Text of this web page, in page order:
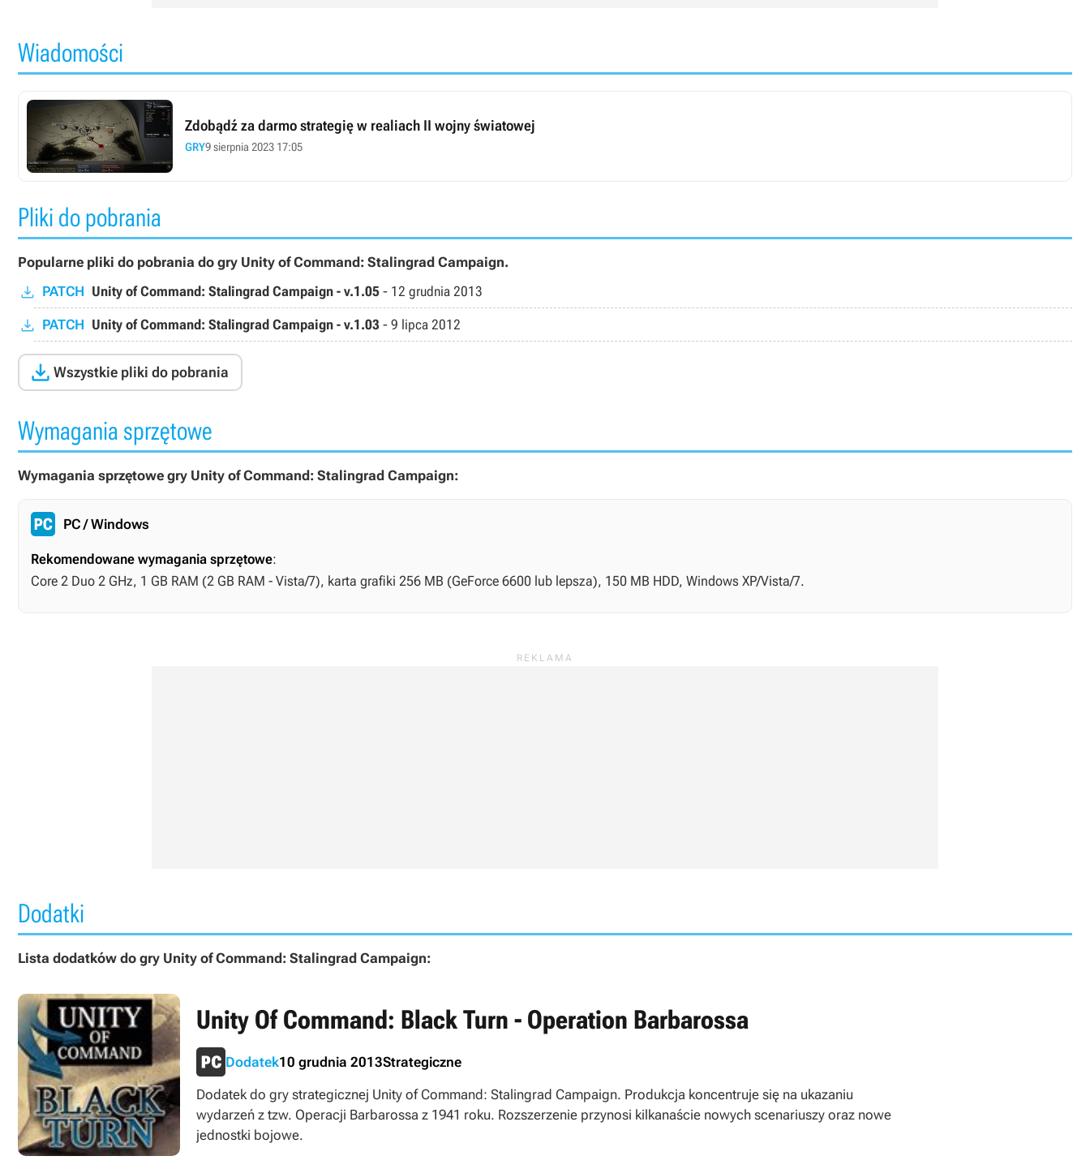
Wiadomości
Zdobądź za darmo strategię w realiach II wojny światowej
GRY9 sierpnia 2023 17:05
Pliki do pobrania
Popularne pliki do pobrania do gry Unity of Command: Stalingrad Campaign.
PATCH Unity of Command: Stalingrad Campaign - v.1.05 - 12 grudnia 2013
PATCH Unity of Command: Stalingrad Campaign - v.1.03 - 9 lipca 2012
 Wszystkie pliki do pobrania
Wymagania sprzętowe
Wymagania sprzętowe gry Unity of Command: Stalingrad Campaign:
PC / Windows
Rekomendowane wymagania sprzętowe:
Core 2 Duo 2 GHz, 1 GB RAM (2 GB RAM - Vista/7), karta grafiki 256 MB (GeForce 6600 lub lepsza), 150 MB HDD, Windows XP/Vista/7.
Dodatki
Lista dodatków do gry Unity of Command: Stalingrad Campaign:
Unity Of Command: Black Turn - Operation Barbarossa
Dodatek10 grudnia 2013Strategiczne
Dodatek do gry strategicznej Unity of Command: Stalingrad Campaign. Produkcja koncentruje się na ukazaniu
wydarzeń z tzw. Operacji Barbarossa z 1941 roku. Rozszerzenie przynosi kilkanaście nowych scenariuszy oraz nowe
jednostki bojowe.